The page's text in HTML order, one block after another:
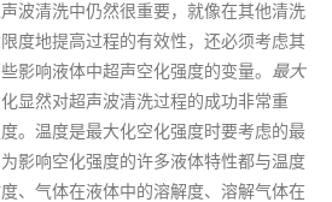
波清洗中仍然很重要，就像在其他清洗
度地提高过程的有效性，还必须考虑其
影响液体中超声空化强度的变量。
最大
显然对超声波清洗过程的成功非常重
。温度是最大化空化强度时要考虑的最
影响空化强度的许多液体特性都与温度
、气体在液体中的溶解度、溶解气体在